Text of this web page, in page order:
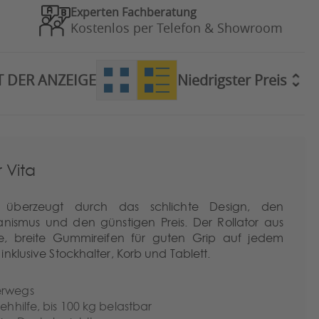
Experten Fachberatung
Kostenlos per Telefon & Showroom
DER ANZEIGE
Vita
überzeugt durch das schlichte Design, den
und den günstigen Preis. Der Rollator aus
breite Gummireifen für guten Grip auf jedem
Stockhalter, Korb und Tablett.
bis 100 kg belastbar